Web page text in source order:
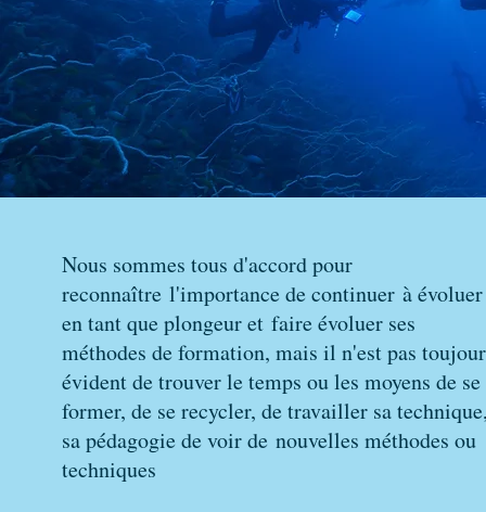
Nous sommes tous d'accord pour
reconnaître l'importance de continuer à évoluer
en tant que plongeur et faire évoluer ses
méthodes de formation, mais il n'est pas
évident de trouver le temps ou les moyens de se
former, de se recycler, de travailler sa
sa pédagogie de voir de nouvelles méthodes ou
techniques